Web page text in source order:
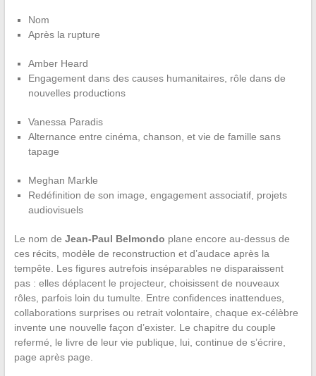
Nom
Après la rupture
Amber Heard
Engagement dans des causes humanitaires, rôle dans de
nouvelles productions
Vanessa Paradis
Alternance entre cinéma, chanson, et vie de famille sans
tapage
Meghan Markle
Redéfinition de son image, engagement associatif, projets
audiovisuels
Le nom de Jean-Paul Belmondo plane encore au-dessus de
ces récits, modèle de reconstruction et d’audace après la
tempête. Les figures autrefois inséparables ne disparaissent
pas : elles déplacent le projecteur, choisissent de nouveaux
rôles, parfois loin du tumulte. Entre confidences inattendues,
collaborations surprises ou retrait volontaire, chaque ex-célèbre
invente une nouvelle façon d’exister. Le chapitre du couple
refermé, le livre de leur vie publique, lui, continue de s’écrire,
page après page.